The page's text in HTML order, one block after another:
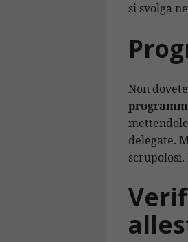
si svolga
Non
delegate.